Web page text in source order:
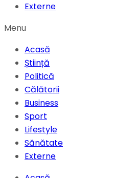
Externe
Menu
Acasă
Știință
Politică
Călătorii
Business
Sport
Lifestyle
Sănătate
Externe